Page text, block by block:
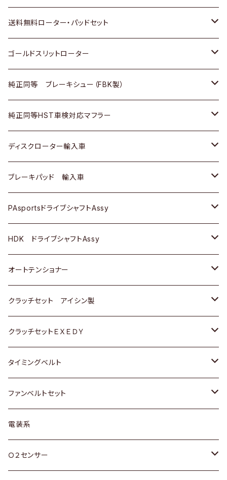
日野
三菱ふそう
ＢＭＷ
日野
三菱ふそう
三菱ふそう
その他
三菱
スバル
ダイハツ
マツダ
三菱
スバル
マツダ
三菱
日産
ダイハツ
マツダ
三菱
スバル
スズキ
日産
いすゞ
ダイハツ
マツダ
三菱
スバル
ＢＥＮＺ
ホンダ
スズキ
日産
ダイハツ
マツダ
三菱
スバル
トヨタ
ホンダ
日産
いすゞ
ダイハツ
マツダ
三菱
スバル
送料無料ローター・パッドセット
トヨタ
ホンダ
スズキ
日産
ダイハツ
マツダ
三菱
スバル
ゴールドスリットローター
トヨタ
ホンダ
スズキ
日産
ダイハツ
マツダ
三菱
スバル
純正同等 ブレーキシュー（FBK製）
ホンダ
スズキ
日産
ダイハツ
マツダ
三菱
スバル
純正同等HST車検対応マフラー
トヨタ
ホンダ
スズキ
日産
いすゞ
ダイハツ
マツダ
三菱
スバル
日野
ディスクローター輸入車
ＡＵＤＩ
ＢＥＮＺ
ＢＭＷ
GOLF
ＷＡＧＥＮ
アストロ（シボレー）
クライスラー
ブレーキパッド 輸入車
ＢＥＮＺ
ＢＭＷ
ＷＡＧＥＮ
ＶＯＬＶＯ
PAsportsドライブシャフトAssy
トヨタ
ホンダ
スズキ
日産
ダイハツ
マツダ
三菱
スバル
HDK ドライブシャフトAssy
スズキ
ダイハツ
日産
ホンダ
マツダ
オートテンショナー
トヨタ
クラッチセット アイシン製
ホンダ
スズキ
ダイハツ
マツダ
三菱
クラッチセットＥＸＥＤＹ
ホンダ
スズキ
日産
ダイハツ
タイミングベルト
トヨタ
スズキ
ダイハツ
ファンベルトセット
トヨタ
ホンダ
電装系
Ｏ２センサー